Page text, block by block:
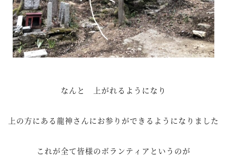
なんと 上がれるようになり
上の方にある龍神さんにお参りができるようになりました
これが全て皆様のボランティアというのが